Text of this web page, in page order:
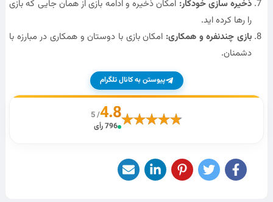
ذخیره سازی خودکار: امکان ذخیره و ادامه بازی از همان جایی که بازی
را رها کرده اید.
بازی چندنفره و همکاری: امکان بازی با دوستان و همکاری در مبارزه با
دشمنان.
پیوستن به کانال تلگرام
4.8
/ 5
796 رأی